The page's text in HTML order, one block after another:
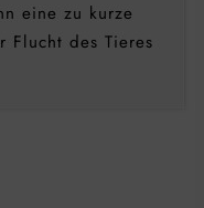
eine zu kurze
Flucht des Tieres